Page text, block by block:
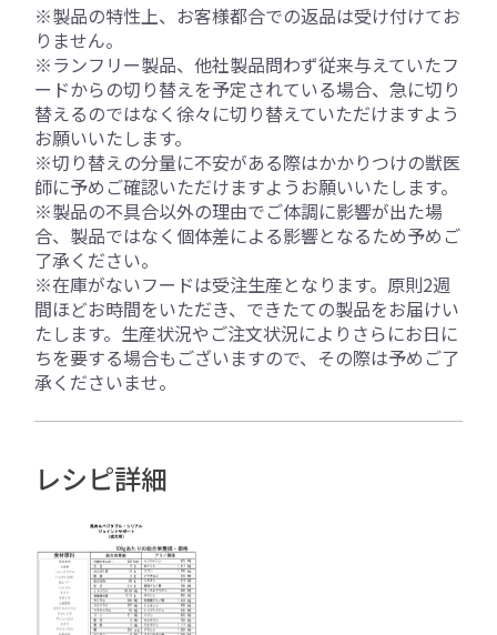
※製品の特性上、お客様都合での返品は受け付けてお
りません。
※ランフリー製品、他社製品問わず従来与えていたフ
ードからの切り替えを予定されている場合、急に切り
替えるのではなく徐々に切り替えていただけますよう
お願いいたします。
※切り替えの分量に不安がある際はかかりつけの獣医
師に予めご確認いただけますようお願いいたします。
※製品の不具合以外の理由でご体調に影響が出た場
合、製品ではなく個体差による影響となるため予めご
了承ください。
※在庫がないフードは受注生産となります。原則2週
間ほどお時間をいただき、できたての製品をお届けい
たします。生産状況やご注文状況によりさらにお日に
ちを要する場合もございますので、その際は予めご了
承くださいませ。
レシピ詳細